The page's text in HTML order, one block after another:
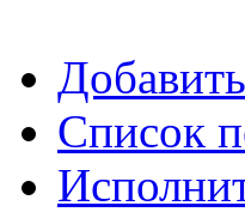
Список